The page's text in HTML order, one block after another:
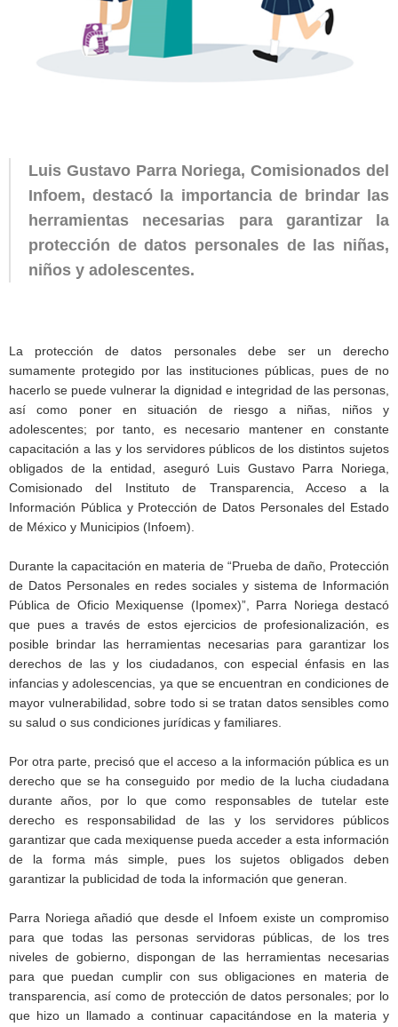
Luis Gustavo Parra Noriega, Comisionados del
Infoem, destacó la importancia de brindar las
herramientas necesarias para garantizar la
protección de datos personales de las niñas,
niños y adolescentes.
La protección de datos personales debe ser un derecho
sumamente protegido por las instituciones públicas, pues de no
hacerlo se puede vulnerar la dignidad e integridad de las personas,
así como poner en situación de riesgo a niñas, niños y
adolescentes; por tanto, es necesario mantener en constante
capacitación a las y los servidores públicos de los distintos sujetos
obligados de la entidad, aseguró Luis Gustavo Parra Noriega,
Comisionado del Instituto de Transparencia, Acceso a la
Información Pública y Protección de Datos Personales del Estado
de México y Municipios (Infoem).
Durante la capacitación en materia de “Prueba de daño, Protección
de Datos Personales en redes sociales y sistema de Información
Pública de Oficio Mexiquense (Ipomex)”, Parra Noriega destacó
que pues a través de estos ejercicios de profesionalización, es
posible brindar las herramientas necesarias para garantizar los
derechos de las y los ciudadanos, con especial énfasis en las
infancias y adolescencias, ya que se encuentran en condiciones de
mayor vulnerabilidad, sobre todo si se tratan datos sensibles como
su salud o sus condiciones jurídicas y familiares.
Por otra parte, precisó que el acceso a la información pública es un
derecho que se ha conseguido por medio de la lucha ciudadana
durante años, por lo que como responsables de tutelar este
derecho es responsabilidad de las y los servidores públicos
garantizar que cada mexiquense pueda acceder a esta información
de la forma más simple, pues los sujetos obligados deben
garantizar la publicidad de toda la información que generan.
Parra Noriega añadió que desde el Infoem existe un compromiso
para que todas las personas servidoras públicas, de los tres
niveles de gobierno, dispongan de las herramientas necesarias
para que puedan cumplir con sus obligaciones en materia de
transparencia, así como de protección de datos personales; por lo
que hizo un llamado a continuar capacitándose en la materia y